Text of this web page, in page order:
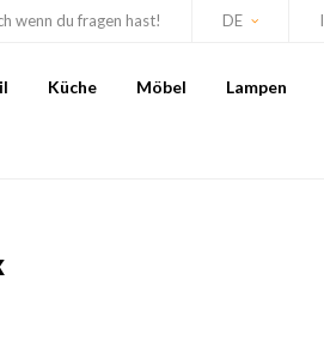
wenn du fragen hast! DE
Küche Möbel Lampen